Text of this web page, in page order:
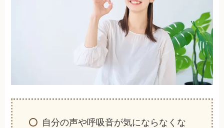
自分の声や呼吸音が気にならなくな